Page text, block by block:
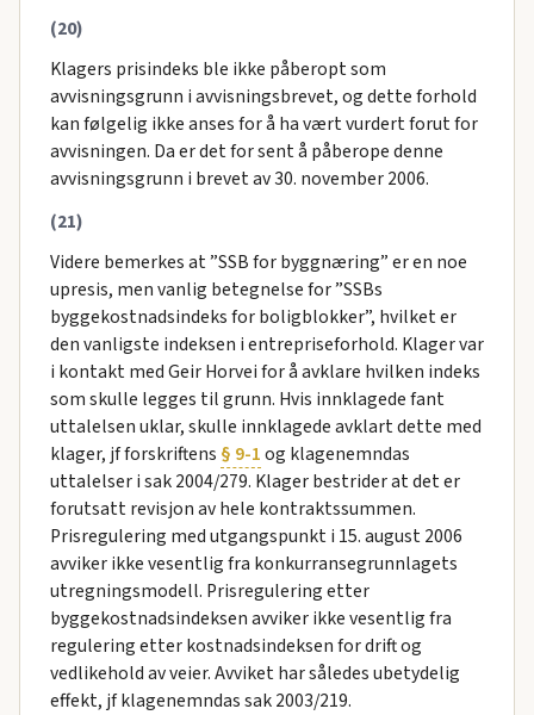
(20)
Klagers prisindeks ble ikke påberopt som
avvisningsgrunn i avvisningsbrevet, og dette forhold
kan følgelig ikke anses for å ha vært vurdert forut for
avvisningen. Da er det for sent å påberope denne
avvisningsgrunn i brevet av 30. november 2006.
(21)
Videre bemerkes at ”SSB for byggnæring” er en noe
upresis, men vanlig betegnelse for ”SSBs
byggekostnadsindeks for boligblokker”, hvilket er
den vanligste indeksen i entrepriseforhold. Klager var
i kontakt med Geir Horvei for å avklare hvilken indeks
som skulle legges til grunn. Hvis innklagede fant
uttalelsen uklar, skulle innklagede avklart dette med
klager, jf forskriftens § 9-1og klagenemndas
uttalelser i sak 2004/279. Klager bestrider at det er
forutsatt revisjon av hele kontraktssummen.
Prisregulering med utgangspunkt i 15. august 2006
avviker ikke vesentlig fra konkurransegrunnlagets
utregningsmodell. Prisregulering etter
byggekostnadsindeksen avviker ikke vesentlig fra
regulering etter kostnadsindeksen for drift og
vedlikehold av veier. Avviket har således ubetydelig
effekt, jf klagenemndas sak 2003/219.